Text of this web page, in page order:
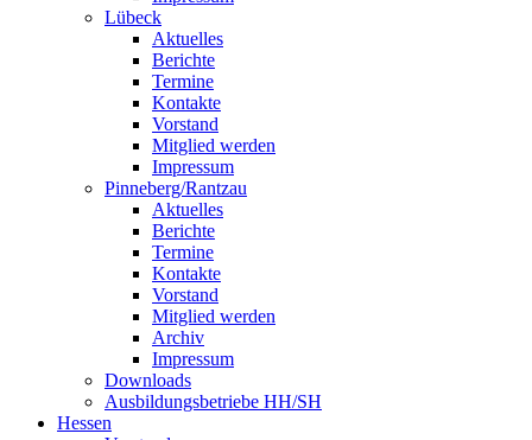
Lübeck
Aktuelles
Berichte
Termine
Kontakte
Vorstand
Mitglied werden
Impressum
Pinneberg/Rantzau
Aktuelles
Berichte
Termine
Kontakte
Vorstand
Mitglied werden
Archiv
Impressum
Downloads
Ausbildungsbetriebe HH/SH
Hessen